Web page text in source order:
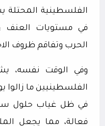
الفلسطينية
في مستويات العنف
الحرب وتفاقم ظروف
وفي الوقت نفسه،
الفلسطينيين ما زالوا
في ظل غياب حلول
فعالة، مما يجعل